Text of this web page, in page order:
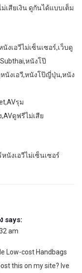
เสียเงิน ดูกันได้แบบเต็ม
งเอวีไม่เซ็นเซอร์,เว็บดู
หนังโป๊
นังเอวี,หนังโป๊ญี่ปุ่น,หนัง
รุม
ดูฟรีไม่เสีย
นังเอวีไม่เซ็นเซอร์
says:
am
Low-cost Handbags
this on my site? Ive